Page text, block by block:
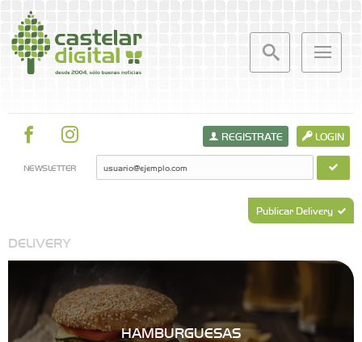
LOGIN
REGISTRATE
NEWSLETTER
Publicar Delivery
DELIVERY
HAMBURGUESAS